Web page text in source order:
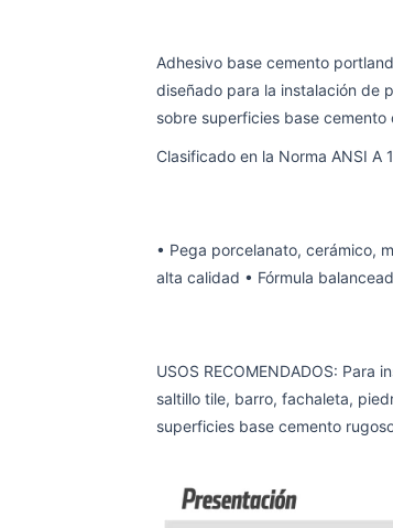
Adhesivo base cemento
diseñado para la instalación de
sobre superficies base
Clasificado en la Norma ANSI A
• Pega porcelanato, cerámico,
alta calidad • Fórmula
USOS RECOMENDADOS: Para
saltillo tile, barro, fachaleta,
superficies base cemento